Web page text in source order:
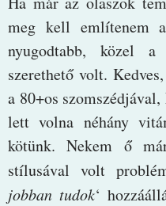
meg kell említenem
nyugodtabb, közel
szerethető volt.
a 80+os
lett volna néhány
kötünk. Nekem ő
stílusával volt
jobban tudok‘